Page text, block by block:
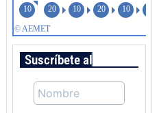
Suscríbete al boletín